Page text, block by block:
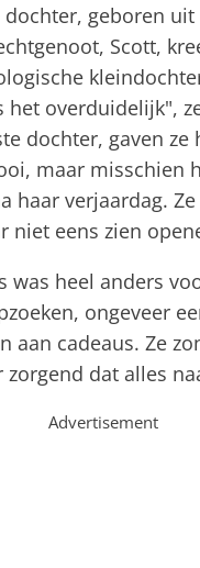
geboren
Scott,
het overduidelijk",
dochter, gaven
maar misschien
haar verjaardag.
niet eens zien
was heel anders
ongeveer
aan cadeaus. Ze
dat alles
Advertisement